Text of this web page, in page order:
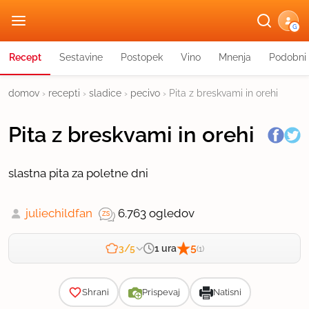
G
Recept Sestavine Postopek Vino Mnenja
domov › recepti › sladice › pecivo › Pita z breskvami in orehi
Pita z breskvami in orehi
slastna pita za poletne dni
juliechildfan 6.763 ogledov
3/5 1 ura 5(1)
Shrani Prispevaj Natisni